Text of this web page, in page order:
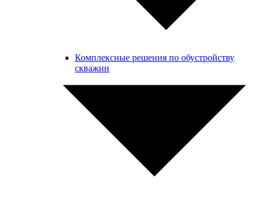
Комплексные решения по обустройству
скважин